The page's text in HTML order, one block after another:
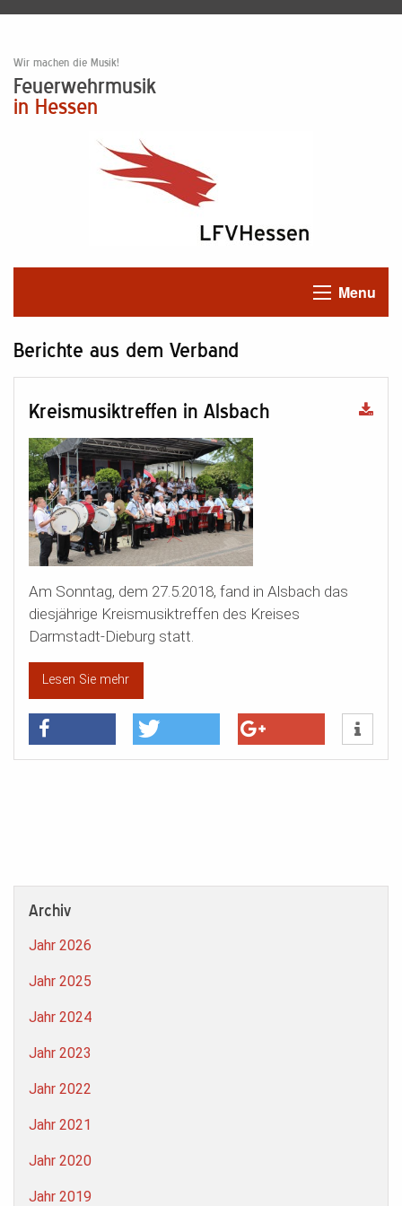
Wir machen die Musik!
Feuerwehrmusik
in Hessen
Menu
Berichte aus dem Verband
Kreismusiktreffen in Alsbach
Am Sonntag, dem 27.5.2018, fand in Alsbach das
diesjährige Kreismusiktreffen des Kreises
Darmstadt-Dieburg statt.
Lesen Sie mehr
Archiv
Jahr 2026
Jahr 2025
Jahr 2024
Jahr 2023
Jahr 2022
Jahr 2021
Jahr 2020
Jahr 2019